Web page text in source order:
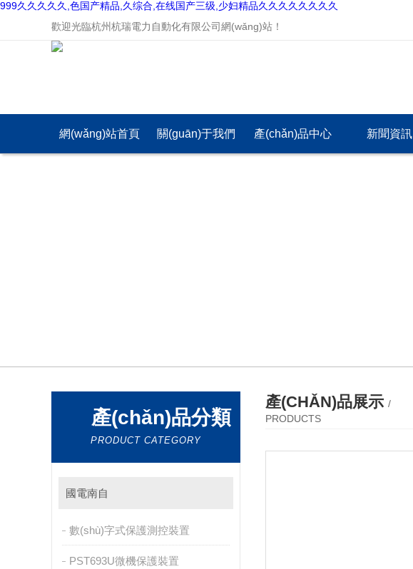
999久久久久久,色国产精品,久综合,在线国产三级,少妇精品久久久久久久久久
歡迎光臨杭州杭瑞電力自動化有限公司網(wǎng)站！
網(wǎng)站首頁 關(guān)于我們 產(chǎn)品中心 新聞資訊
產(chǎn)品分類
PRODUCT CATEGORY
國電南自
數(shù)字式保護測控裝置
PST693U微機保護裝置
產(CHǍN)品展示 /
PRODUCTS